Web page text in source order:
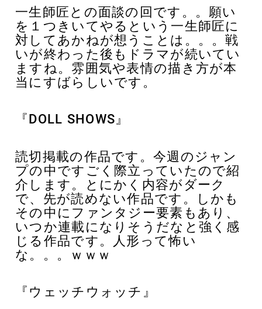
一生師匠との面談の回です。。願い
を１つきいてやるという一生師匠に
対してあかねが想うことは。。。戦
いが終わった後もドラマが続いてい
ますね。雰囲気や表情の描き方が本
当にすばらしいです。
『DOLL SHOWS』
読切掲載の作品です。今週のジャン
プの中ですごく際立っていたので紹
介します。とにかく内容がダーク
で、先が読めない作品です。しかも
その中にファンタジー要素もあり、
いつか連載になりそうだなと強く感
じる作品です。人形って怖い
な。。。ｗｗｗ
『ウェッチウォッチ』